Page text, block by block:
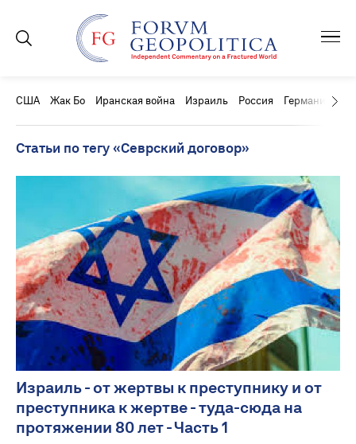
США Жак Бо Иранская война Израиль Россия Германия
Статьи по тегу «Севрский договор»
Израиль - от жертвы к преступнику и от
преступника к жертве - туда-сюда на
протяжении 80 лет - Часть 1